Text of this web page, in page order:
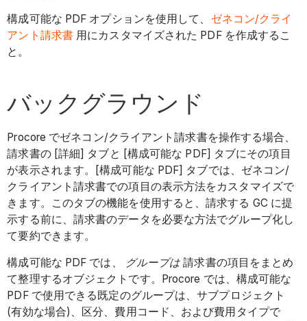
構成可能な PDF オプションを使用して、 ゼネコン/クライ
アント請求書 用にカスタマイズされた PDF を作成するこ
と。
バックグラウンド
Procore でゼネコン/クライアント請求書を操作する場合、
請求書の [詳細] タブと [構成可能な PDF] タブにその項目
が表示されます。[構成可能な PDF] タブでは、ゼネコン/
クライアント請求書での項目の表示方法をカスタマイズで
きます。このタブの機能を使用すると、請求する GC に提
示する前に、請求書のデータを必要な方法でグループ化し
て要約できます。
構成可能な PDF では、 グループは 請求書の項目をまとめ
て整理するオブジェクトです。Procore では、構成可能な
PDF で使用できる既定のグループは、サブプロジェクト
(有効な場合)、区分、費用コード、および費用タイプで